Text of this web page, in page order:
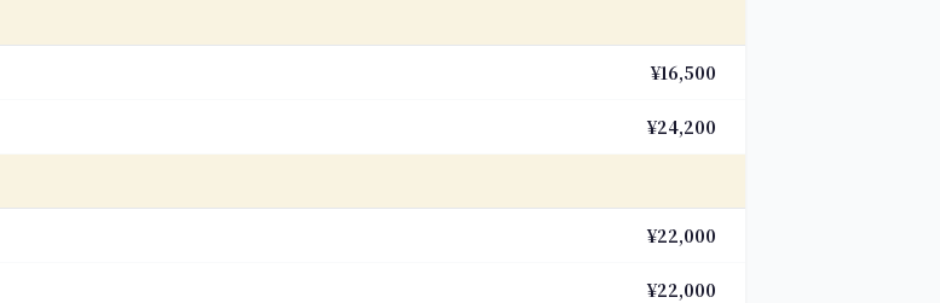
¥16,500
¥24,200
¥22,000
¥22,000